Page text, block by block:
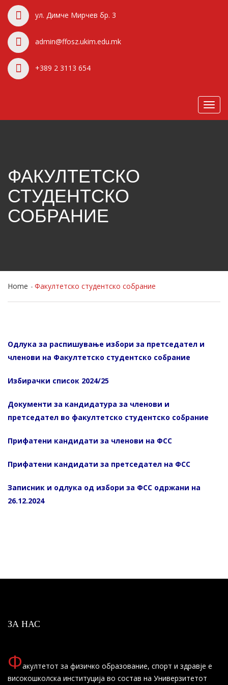
ул. Димче Мирчев бр. 3
admin@ffosz.ukim.edu.mk
+389 2 3113 654
ФАКУЛТЕТСКО
СТУДЕНТСКО
СОБРАНИЕ
Home Факултетско студентско собрание
Одлука за распишување избори за претседател и
членови на Факултетско студентско собрание
Избирачки список 2024/25
Документи за кандидатура за членови и
претседател во факултетско студентско собрание
Прифатени кандидати за членови на ФСС
Прифатени кандидати за претседател на ФСС
Записник и одлука од избори за ФСС одржани на
26.12.2024
ЗА НАС
Факултетот за физичко образование, спорт и здравје е
високошколска институција во состав на Универзитетот